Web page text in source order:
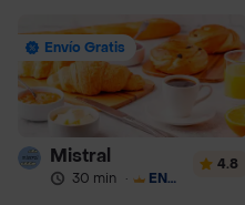
Envío Gratis
Mistral
30 min · ENVÍO GRATIS
4.8